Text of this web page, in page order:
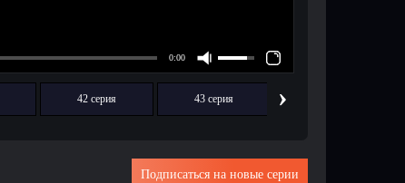
42 серия 43 серия ›
Подписаться на новые серии